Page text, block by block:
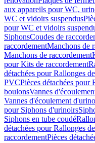
aux appareils pour WC,
WC et vidoirs suspendus
pour WC et vidoirs
SiphonsCoudes de
raccordementManchons de
Manchons de raccordement
pour Kits de raccordement
détachées pour Rallonges
PVCPièces détachées pour
boulonsVannes
Vannes d'écoulement
pour Siphons d'urinoirs
Siphons en tube coudé
détachées pour Rallonges
raccordementPièces